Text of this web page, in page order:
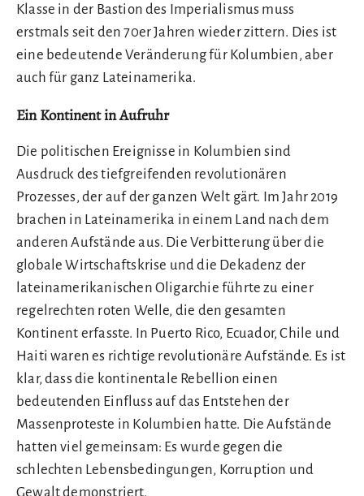
Klasse in der Bastion des Imperialismus muss
erstmals seit den 70er Jahren wieder zittern. Dies ist
eine bedeutende Veränderung für Kolumbien, aber
auch für ganz Lateinamerika.
Ein Kontinent in Aufruhr
Die politischen Ereignisse in Kolumbien sind
Ausdruck des tiefgreifenden revolutionären
Prozesses, der auf der ganzen Welt gärt. Im Jahr 2019
brachen in Lateinamerika in einem Land nach dem
anderen Aufstände aus. Die Verbitterung über die
globale Wirtschaftskrise und die Dekadenz der
lateinamerikanischen Oligarchie führte zu einer
regelrechten roten Welle, die den gesamten
Kontinent erfasste. In Puerto Rico, Ecuador, Chile und
Haiti waren es richtige revolutionäre Aufstände. Es ist
klar, dass die kontinentale Rebellion einen
bedeutenden Einfluss auf das Entstehen der
Massenproteste in Kolumbien hatte. Die Aufstände
hatten viel gemeinsam: Es wurde gegen die
schlechten Lebensbedingungen, Korruption und
Gewalt demonstriert.